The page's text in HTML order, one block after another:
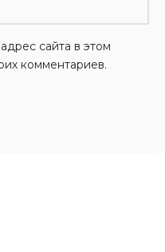
сайта в этом
комментариев.